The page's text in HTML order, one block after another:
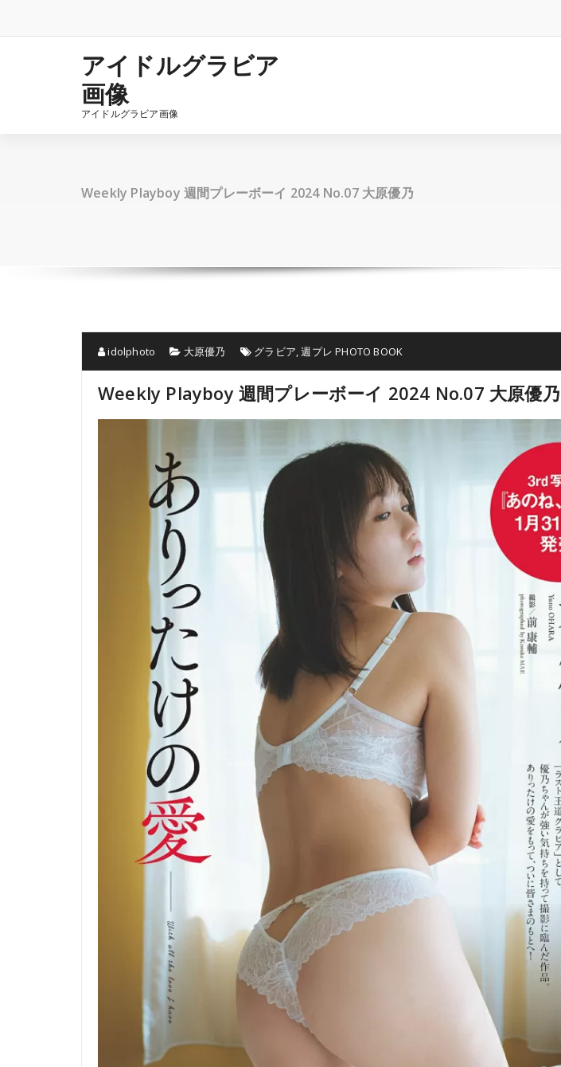
テ
アイドルグラビア
画像
アイドルグラビア画像
Weekly Playboy 週間プレーボーイ 2024 No.07 大原優乃
idolphoto 大原優乃 グラビア,週プレ PHOTO BOOK
Weekly Playboy 週間プレーボーイ 2024 No.07 大原優乃